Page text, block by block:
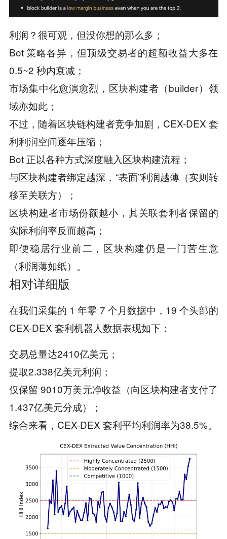
利润？很可观，但没你想的那么多；
Bot 策略各异，但顶级交易者的超额收益大多在
0.5~2 秒内衰减；
市场集中化愈演愈烈，区块构建者（builder）领
域亦如此；
不过，随着区块链构建者竞争加剧，CEX-DEX 套
利利润空间逐年压缩；
Bot 正以各种方式深度融入区块构建流程；
与区块构建者绑定越深，“表面”利润越薄（实则转
移至关联方）；
区块构建者市场份额越小，其关联套利者保留的
实际利润率反而越高；
即便稳居行业前二，区块构建仍是一门苦生意
（利润薄如纸）。
相对详细版
在我们采集的 1 年零 7 个月数据中，19 个头部的
CEX-DEX 套利机器人数据表现如下：
交易总量达2410亿美元；
提取2.338亿美元利润；
仅保留 9010万美元净收益（向区块构建者支付了
1.437亿美元分成）；
综合来看，CEX-DEX 套利平均利润率为38.5%。